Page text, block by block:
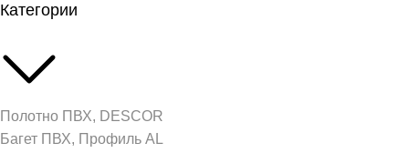
Категории
Полотно ПВХ, DESCOR
Багет ПВХ, Профиль AL